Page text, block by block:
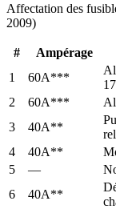
Affectation des
2009)
# Ampérage
1
60A***
2
60A***
3
40A**
4
40A**
5
—
6
40A**